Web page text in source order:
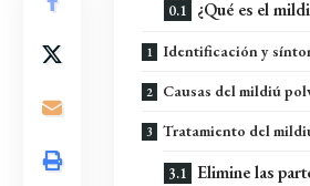
¿Qué es el
Identificación y
Causas del mildiú
Tratamiento del
Elimine las